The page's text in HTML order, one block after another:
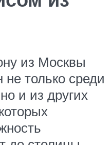
из Москвы
не только среди
и из других